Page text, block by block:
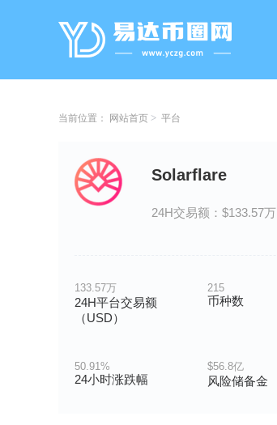
当前位置： 网站首页 平台
Solarflare
24H交易额：$133.57万
133.57万
24H平台交易额
（USD）
215
币种数
50.91%
24小时涨跌幅
$56.8亿
风险储备金